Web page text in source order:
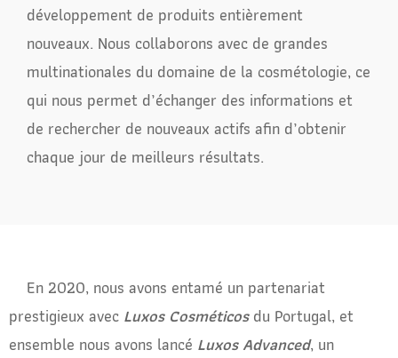
développement de produits entièrement
nouveaux. Nous collaborons avec de grandes
multinationales du domaine de la cosmétologie, ce
qui nous permet d’échanger des informations et
de rechercher de nouveaux actifs afin d’obtenir
chaque jour de meilleurs résultats.
En 2020, nous avons entamé un partenariat
prestigieux avec Luxos Cosméticosdu Portugal, et
ensemble nous avons lancé Luxos Advanced, un